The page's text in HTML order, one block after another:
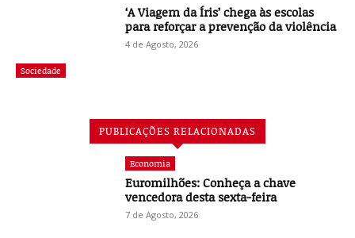
Sociedade
‘A Viagem da Íris’ chega às escolas
para reforçar a prevenção da violência
4 de Agosto, 2026
PUBLICAÇÕES RELACIONADAS
Economia
Euromilhões: Conheça a chave
vencedora desta sexta-feira
7 de Agosto, 2026